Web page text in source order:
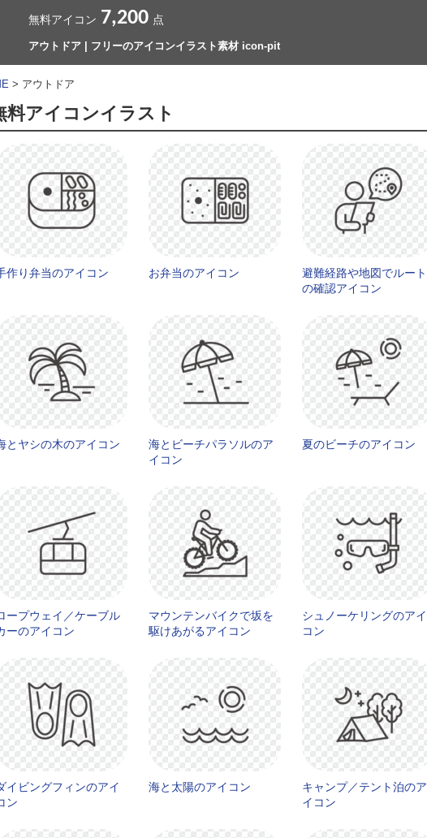
無料アイコン 7,200 点
アウトドア | フリーのアイコンイラスト素材 icon-pit
> アウトドア
料アイコンイラスト
作り弁当のアイコン お弁当のアイコン
避難経路や地図でルート
の確認アイコン
とヤシの木のアイコン
海とビーチパラソルのア
イコン
夏のビーチのアイコン
ープウェイ／ケーブル
ーのアイコン
マウンテンバイクで坂を
駆けあがるアイコン
シュノーケリングのアイ
コン
イビングフィンのアイ
ン
海と太陽のアイコン
キャンプ／テント泊のア
イコン